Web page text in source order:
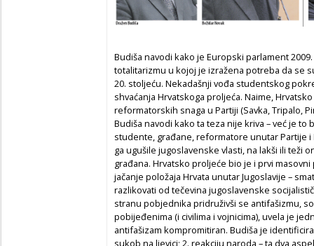
Budiša navodi kako je Europski parlament
totalitarizmu u kojoj je izražena potreba da se
20. stoljeću. Nekadašnji vođa studentskog
shvaćanja Hrvatskoga proljeća. Naime,
reformatorskih snaga u Partiji (Savka, Tripalo,
Budiša navodi kako ta teza nije kriva – već je
studente, građane, reformatore unutar Partije
ga ugušile jugoslavenske vlasti, na lakši ili teži
građana. Hrvatsko proljeće bio je i prvi
jačanje položaja Hrvata unutar Jugoslavije –
razlikovati od tečevina jugoslavenske
stranu pobjednika pridruživši se antifašizmu,
pobijeđenima (i civilima i vojnicima), uvela je
antifašizam kompromitiran. Budiša je
sukob na ljevici; 2. reakciju naroda – ta dva